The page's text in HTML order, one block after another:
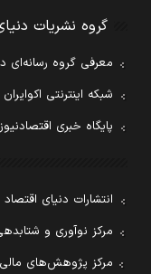
گروه نشریات
معرفی گروه رسانه‌ای
شبکه اینترنتی اکوایران
پایگاه خبری اقتصادنیوز
انتشارات دنیای اقتصاد
مرکز نوآوری و
مرکز پژوهش‌های